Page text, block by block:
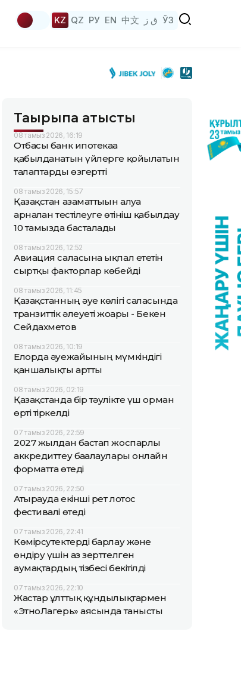
KZ QZ РУ EN 中文 ق ز ЎЗ
Тақырыпқа қатысты
08 тамыз 2026, 16:19
Отбасы банк ипотекаға
қабылданатын үйлерге қойылатын
талаптарды өзгертті
08 тамыз 2026, 15:57
Қазақстан азаматтығын алуға
арналған тестілеуге өтініш қабылдау
10 тамызда басталады
08 тамыз 2026, 12:52
Авиация саласына ықпал ететін
сыртқы факторлар көбейді
08 тамыз 2026, 11:45
Қазақстанның әуе көлігі саласында
транзиттік әлеуеті жоғары - Бекен
Сейдахметов
08 тамыз 2026, 10:19
Елорда әуежайының мүмкіндігі
қаншалықты артты
08 тамыз 2026, 02:19
Қазақстанда бір тәулікте үш орман
өрті тіркелді
07 тамыз 2026, 22:59
2027 жылдан бастап жоспарлы
аккредиттеу бағалаулары онлайн
форматта өтеді
07 тамыз 2026, 22:50
Атырауда екінші рет лотос
фестивалі өтеді
07 тамыз 2026, 22:41
Көмірсутектерді барлау және
өндіру үшін аз зерттелген
аумақтардың тізбесі бекітілді
07 тамыз 2026, 22:10
Жастар ұлттық құндылықтармен
«ЭтноЛагерь» аясында танысты